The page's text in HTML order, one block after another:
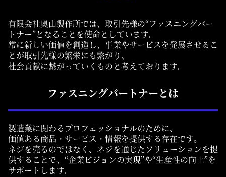
有限会社奥山製作所では、取引先様の“ファスニングパー
トナー”となることを使命としています。
常に新しい価値を創造し、事業やサービスを発展させるこ
とが取引先様の繁栄にも繋がり、
社会貢献に繋がっていくものと考えております。
ファスニングパートナーとは
製造業に関わるプロフェッショナルのために、
価値ある商品・サービス・情報を提供する存在です。
ネジを売るのではなく、ネジを通じたソリューションを提
供することで、 “企業ビジョンの実現”や“生産性の向上”を
サポートします。